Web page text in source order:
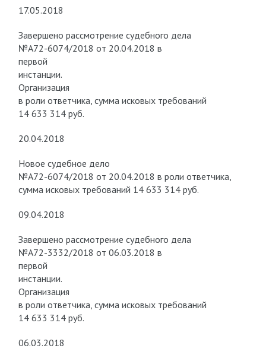
17.05.2018
Завершено рассмотрение судебного дела
№А72-6074/2018 от 20.04.2018 в
первой
инстанции.
Организация
в роли ответчика, сумма исковых требований
14 633 314 руб.
20.04.2018
Новое судебное дело
№А72-6074/2018 от 20.04.2018 в роли ответчика,
сумма исковых требований 14 633 314 руб.
09.04.2018
Завершено рассмотрение судебного дела
№А72-3332/2018 от 06.03.2018 в
первой
инстанции.
Организация
в роли ответчика, сумма исковых требований
14 633 314 руб.
06.03.2018